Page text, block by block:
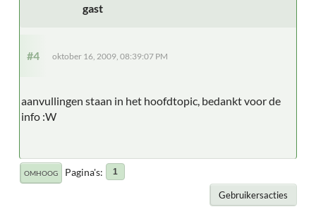
gast
#4 oktober 16, 2009, 08:39:07 PM
aanvullingen staan in het hoofdtopic, bedankt voor de
info :W
OMHOOG Pagina's 1
Gebruikersacties